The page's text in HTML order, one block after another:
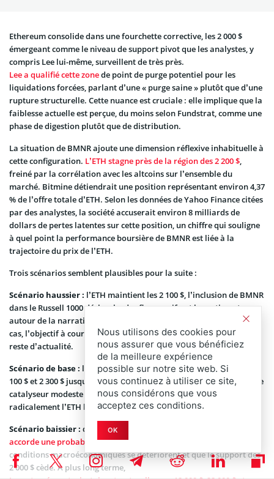
Ethereum consolide dans une fourchette corrective, les 2 000 $
émergeant comme le niveau de support pivot que les analystes, y
compris Lee lui-même, surveillent de très près.
Lee a qualifié cette zonede point de purge potentiel pour les
liquidations forcées, parlant d’une « purge saine » plutôt que d’une
rupture structurelle. Cette nuance est cruciale : elle implique que la
faiblesse actuelle est perçue, du moins selon Fundstrat, comme une
phase de digestion plutôt que de distribution.
La situation de BMNR ajoute une dimension réflexive inhabituelle à
cette configuration. L’ETH stagne près de la région des 2 200 $,
freiné par la corrélation avec les altcoins sur l’ensemble du
marché. Bitmine détiendrait une position représentant environ 4,37
% de l’offre totale d’ETH. Selon les données de Yahoo Finance citées
par des analystes, la société accuserait environ 8 milliards de
dollars de pertes latentes sur cette position, un chiffre qui souligne
à quel point la performance boursière de BMNR est liée à la
trajectoire du prix de l’ETH.
Trois scénarios semblent plausibles pour la suite :
Scénario haussier : l’ETH maintient les 2 100 $, l’inclusion de BMNR
dans le Russell 1000 déclenche des flux passifs, et le sentiment
autour de la narration de trésorerie Ethereum se renforce. Dans ce
cas, l’objectif à court terme de Lee, situé entre 7 000 $ et 9 000 $,
reste d’actualité.
Scénario de base : l’ETH reste bloqué dans une fourchette entre 2
100 $ et 2 300 $ jusqu’en juin, la reconstitution de l’indice servant de
catalyseur modeste pour l’action BMNR sans réévaluer
radicalement l’ETH lui-même.
Scénario baissier : détaillé dans une analyse séparée, il
accorde une probabilité significative à une chute vers 1 500 $
conditions macroéconomiques se détériorent et que le support des
2 000 $ cède. À plus long terme,
Nous utilisons des cookies pour
nous assurer que vous bénéficiez
de la meilleure expérience
possible sur notre site web. Si
vous continuez à utiliser ce site,
nous considérons que vous
acceptez ces conditions.
OK